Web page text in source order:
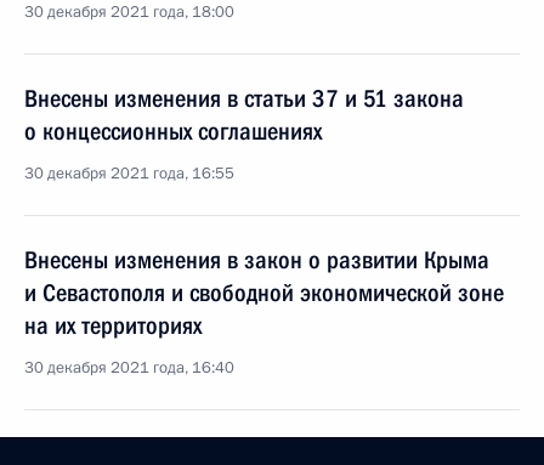
30 декабря 2021 года, 18:00
Внесены изменения в статьи 37 и 51 закона
о концессионных соглашениях
30 декабря 2021 года, 16:55
Внесены изменения в закон о развитии Крыма
и Севастополя и свободной экономической зоне
на их территориях
30 декабря 2021 года, 16:40